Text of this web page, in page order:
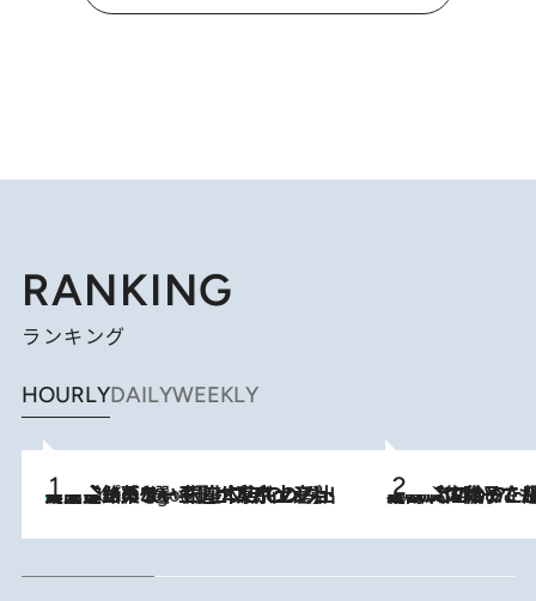
RANKING
ランキング
HOURLYDAILYWEEKLY
4 Hours Ago
【間違いのない王道・東京土産】資生堂パーラー 銀座本店でのみ出会える銘菓5選《極上プディング・濃厚チーズケーキ・ボンボンショコラほか》 2026.8.5
【阿川佐和子さんの年とる力】なぜ70代で始めた趣味は“こんなに楽しい”のか？ ピアノ、俳句…スランプに陥っても続けられる“ある秘訣”とは